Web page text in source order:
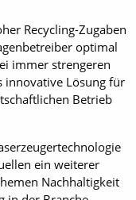
Recycling-Zugaben
optimal
immer strengeren
innovative Lösung für
Betrieb
ein weiterer
Nachhaltigkeit